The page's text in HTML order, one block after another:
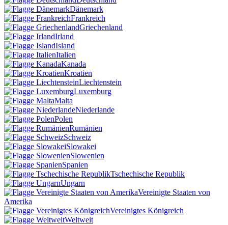
Dänemark
Frankreich
Griechenland
Irland
Island
Italien
Kanada
Kroatien
Liechtenstein
Luxemburg
Malta
Niederlande
Polen
Rumänien
Schweiz
Slowakei
Slowenien
Spanien
Tschechische Republik
Ungarn
Vereinigte Staaten von
Amerika
Vereinigtes Königreich
Weltweit